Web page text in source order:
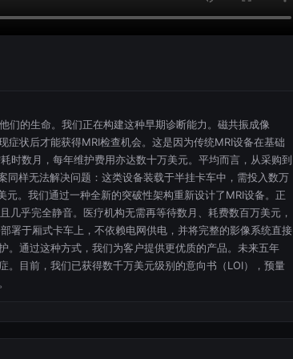
们的生命。我们正在构建这种早期诊断能力。磁共振成像
症状后才能获得MRI检查机会。这是因为传统MRI设备在基础
时数月，每年维护费用亦达数十万美元。平均而言，从采购到
样无法解决问题：这类设备装载于半挂卡车中，需投入数万
。我们通过一种全新的突破性架构重新设计了MRI设备。正
乎完全静音。医疗机构无需再等待数月、耗费数百万美元，
署于厢式卡车上，不依赖电网供电，并将完整的影像系统直接
。通过这种方式，我们为客户提供更优质的产品。未来五年
。目前，我们已获得数千万美元级别的意向书（LOI），预量